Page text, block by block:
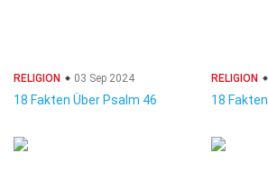
RELIGION 03 Sep 2024
18 Fakten Über Psalm 46
RELIGION
18